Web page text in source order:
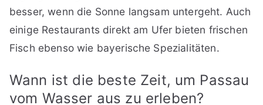
besser, wenn die Sonne langsam untergeht. Auch
einige Restaurants direkt am Ufer bieten frischen
Fisch ebenso wie bayerische Spezialitäten.
Wann ist die beste Zeit, um Passau
vom Wasser aus zu erleben?